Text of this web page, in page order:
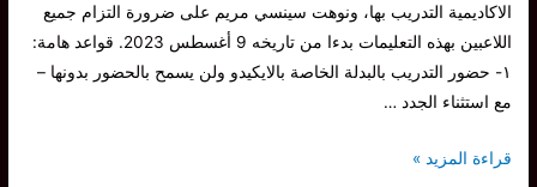
الاكاديمية التدريب بها، ونوهت سينسي مريم على ضرورة التزام جميع
اللاعبين بهذه التعليمات بدءا من تاريخه 9 أغسطس 2023. قواعد هامة:
١- حضور التدريب بالبدلة الخاصة بالايكيدو ولن يسمح بالحضور بدونها –
مع استثناء الجدد …
سينسي
قراءة المزيد »